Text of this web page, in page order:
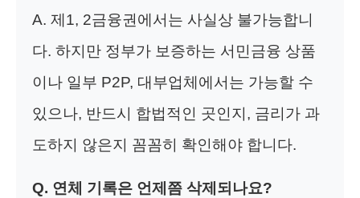
A. 제1, 2금융권에서는 사실상 불가능합니
다. 하지만 정부가 보증하는 서민금융 상품
이나 일부 P2P, 대부업체에서는 가능할 수
있으나, 반드시 합법적인 곳인지, 금리가 과
도하지 않은지 꼼꼼히 확인해야 합니다.
Q. 연체 기록은 언제쯤 삭제되나요?